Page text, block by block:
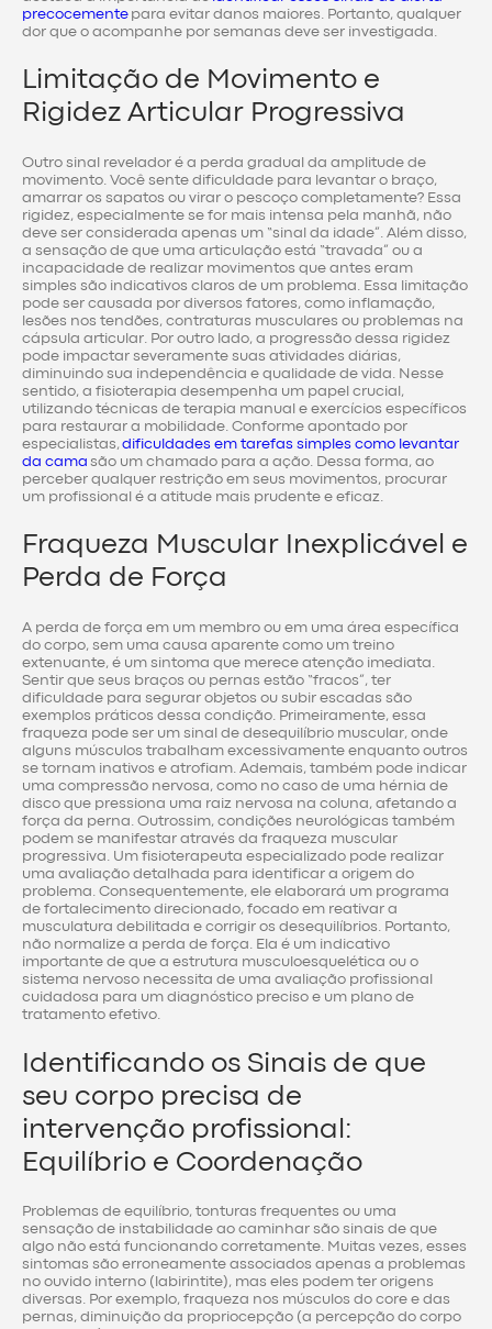
precocemente para evitar danos maiores. Portanto, qualquer
dor que o acompanhe por semanas deve ser investigada.
Limitação de Movimento e
Rigidez Articular Progressiva
Outro sinal revelador é a perda gradual da amplitude de
movimento. Você sente dificuldade para levantar o braço,
amarrar os sapatos ou virar o pescoço completamente? Essa
rigidez, especialmente se for mais intensa pela manhã, não
deve ser considerada apenas um “sinal da idade”. Além disso,
a sensação de que uma articulação está “travada” ou a
incapacidade de realizar movimentos que antes eram
simples são indicativos claros de um problema. Essa limitação
pode ser causada por diversos fatores, como inflamação,
lesões nos tendões, contraturas musculares ou problemas na
cápsula articular. Por outro lado, a progressão dessa rigidez
pode impactar severamente suas atividades diárias,
diminuindo sua independência e qualidade de vida. Nesse
sentido, a fisioterapia desempenha um papel crucial,
utilizando técnicas de terapia manual e exercícios específicos
para restaurar a mobilidade. Conforme apontado por
especialistas,dificuldades em tarefas simples como levantar
da cama são um chamado para a ação. Dessa forma, ao
perceber qualquer restrição em seus movimentos, procurar
um profissional é a atitude mais prudente e eficaz.
Fraqueza Muscular Inexplicável e
Perda de Força
A perda de força em um membro ou em uma área específica
do corpo, sem uma causa aparente como um treino
extenuante, é um sintoma que merece atenção imediata.
Sentir que seus braços ou pernas estão “fracos”, ter
dificuldade para segurar objetos ou subir escadas são
exemplos práticos dessa condição. Primeiramente, essa
fraqueza pode ser um sinal de desequilíbrio muscular, onde
alguns músculos trabalham excessivamente enquanto outros
se tornam inativos e atrofiam. Ademais, também pode indicar
uma compressão nervosa, como no caso de uma hérnia de
disco que pressiona uma raiz nervosa na coluna, afetando a
força da perna. Outrossim, condições neurológicas também
podem se manifestar através da fraqueza muscular
progressiva. Um fisioterapeuta especializado pode realizar
uma avaliação detalhada para identificar a origem do
problema. Consequentemente, ele elaborará um programa
de fortalecimento direcionado, focado em reativar a
musculatura debilitada e corrigir os desequilíbrios. Portanto,
não normalize a perda de força. Ela é um indicativo
importante de que a estrutura musculoesquelética ou o
sistema nervoso necessita de uma avaliação profissional
cuidadosa para um diagnóstico preciso e um plano de
tratamento efetivo.
Identificando os Sinais de que
seu corpo precisa de
intervenção profissional:
Equilíbrio e Coordenação
Problemas de equilíbrio, tonturas frequentes ou uma
sensação de instabilidade ao caminhar são sinais de que
algo não está funcionando corretamente. Muitas vezes, esses
sintomas são erroneamente associados apenas a problemas
no ouvido interno (labirintite), mas eles podem ter origens
diversas. Por exemplo, fraqueza nos músculos do core e das
pernas, diminuição da propriocepção (a percepção do corpo